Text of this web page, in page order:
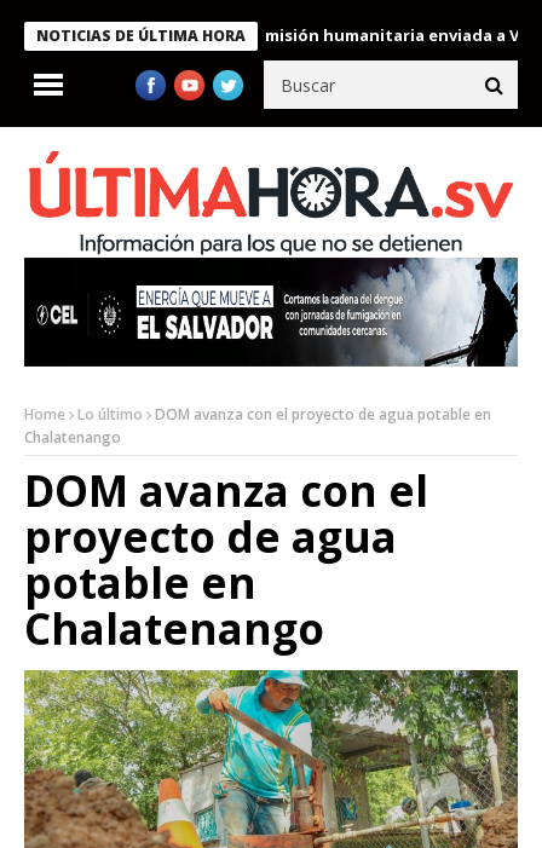
NOTICIAS DE ÚLTIMA HORA
a miembros de la misión humanitaria enviada a
Home Lo último
DOM avanza con el proyecto de agua potable en
Chalatenango
DOM avanza con el
proyecto de agua
potable en
Chalatenango